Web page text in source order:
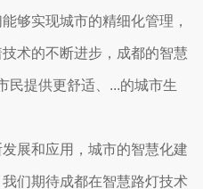
够实现城市的精细化管理，
术的不断进步，成都的智慧
民提供更舒适、...的城市生
展和应用，城市的智慧化建
们期待成都在智慧路灯技术